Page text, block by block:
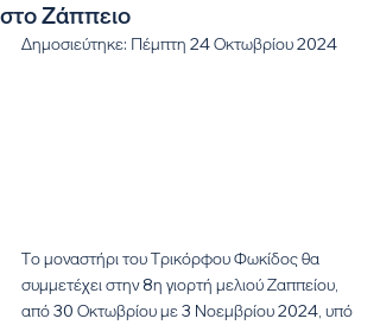
στο Ζάππειο
Δημοσιεύτηκε: Πέμπτη 24 Οκτωβρίου 2024
Το μοναστήρι του Τρικόρφου Φωκίδος θα
συμμετέχει στην 8η γιορτή μελιού Ζαππείου,
από 30 Οκτωβρίου με 3 Νοεμβρίου 2024, υπό